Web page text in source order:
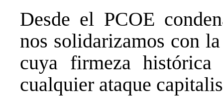
Desde el PCOE
nos solidarizamos con
cuya firmeza
cualquier ataque